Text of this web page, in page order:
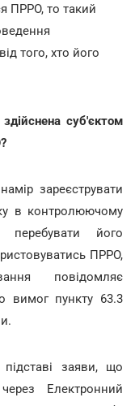
ПРРО, то такий
того, хто його
суб'єктом
зареєструвати
в контролюючому
його
ПРРО,
повідомляє
вимог пункту 63.3
заяви, що
Електронний